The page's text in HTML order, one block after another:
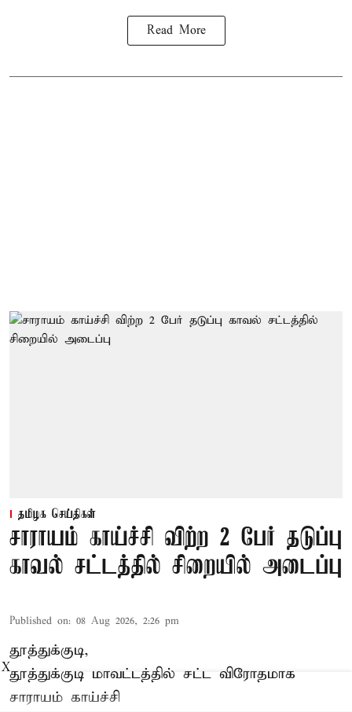
Read More
தமிழக செய்திகள்
சாராயம் காய்ச்சி விற்ற 2 பேர் தடுப்பு
காவல் சட்டத்தில் சிறையில் அடைப்பு
Published on: 08 Aug 2026, 2:26 pm
தூத்துக்குடி,
தூத்துக்குடி மாவட்டத்தில் சட்ட விரோதமாக
சாராயம் காய்ச்சி
X